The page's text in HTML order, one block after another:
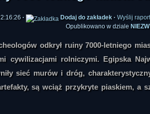
· Dodaj do zakładek · Wyślij raport
Opublikowano w dziale
odkrył ruiny 7000-letniego
cywilizacjami rolniczymi. Egipska
sieć murów i dróg,
są wciąż przykryte piaskiem, a